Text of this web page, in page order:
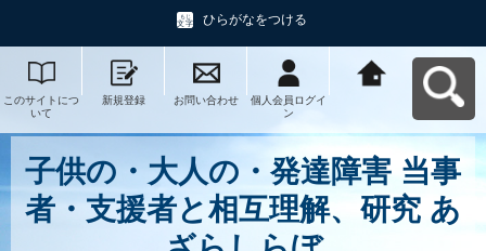
ひらがなをつける
このサイトにつ
いて
新規登録 お問い合わせ
個人会員ログイ
ン
子供の・大人の・発達障害 当事
者・支援者と相互理解、研究 あ